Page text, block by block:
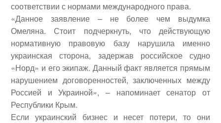
соответствии с нормами международного права.
«Данное заявление – не более чем выдумка
Омеляна. Стоит подчеркнуть, что действующую
нормативную правовую базу нарушила именно
украинская сторона, задержав российское судно
«Норд» и его экипаж. Данный факт является прямым
нарушением договоренностей, заключенных между
Россией и Украиной», – напоминает сенатор от
Республики Крым.
Если украинский бизнес и несет потери, то они